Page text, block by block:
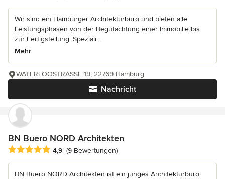
Wir sind ein Hamburger Architekturbüro und bieten alle
Leistungsphasen von der Begutachtung einer Immobilie bis
zur Fertigstellung. Speziali...
Mehr
Nachricht
WATERLOOSTRASSE 19, 22769 Hamburg
BN Buero NORD Architekten
Durchschnittliche Bewertung: 4.9 von 5 Sternen
4,9 (9 Bewertungen)
BN Buero NORD Architekten ist ein junges Architekturbüro